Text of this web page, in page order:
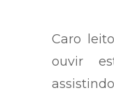
Caro
ouvir